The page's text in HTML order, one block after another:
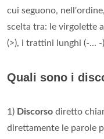
cui seguono,
scelta tra: le virgolette
(>), i trattini lunghi (-... -
Quali sono i
1) Discorso diretto
direttamente le parole